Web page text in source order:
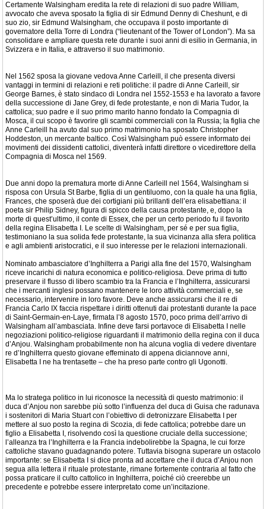
Certamente Walsingham eredita la rete di relazioni di suo padre William,
avvocato che aveva sposato la figlia di sir Edmund Denny di Cheshunt, e di
suo zio, sir Edmund Walsingham, che occupava il posto importante di
governatore della Torre di Londra (“lieutenant of the Tower of London”). Ma sa
consolidare e ampliare questa rete durante i suoi anni di esilio in Germania, in
Svizzera e in Italia, e attraverso il suo matrimonio.
Nel 1562 sposa la giovane vedova Anne Carleill, il che presenta diversi
vantaggi in termini di relazioni e reti politiche: il padre di Anne Carleill, sir
George Barnes, è stato sindaco di Londra nel 1552-1553 e ha lavorato a favore
della successione di Jane Grey, di fede protestante, e non di Maria Tudor, la
cattolica; suo padre e il suo primo marito hanno fondato la Compagnia di
Mosca, il cui scopo è favorire gli scambi commerciali con la Russia; la figlia che
Anne Carleill ha avuto dal suo primo matrimonio ha sposato Christopher
Hoddeston, un mercante baltico. Così Walsingham può essere informato dei
movimenti dei dissidenti cattolici, diventerà infatti direttore o vicedirettore della
Compagnia di Mosca nel 1569.
Due anni dopo la prematura morte di Anne Carleill nel 1564, Walsingham si
risposa con Ursula St Barbe, figlia di un gentiluomo, con la quale ha una figlia,
Frances, che sposerà due dei cortigiani più brillanti dell’era elisabettiana: il
poeta sir Philip Sidney, figura di spicco della causa protestante, e, dopo la
morte di quest’ultimo, il conte di Essex, che per un certo periodo fu il favorito
della regina Elisabetta I. Le scelte di Walsingham, per sé e per sua figlia,
testimoniano la sua solida fede protestante, la sua vicinanza alla sfera politica
e agli ambienti aristocratici, e il suo interesse per le relazioni internazionali.
Nominato ambasciatore d’Inghilterra a Parigi alla fine del 1570, Walsingham
riceve incarichi di natura economica e politico-religiosa. Deve prima di tutto
preservare il flusso di libero scambio tra la Francia e l’Inghilterra, assicurarsi
che i mercanti inglesi possano mantenere le loro attività commerciali e, se
necessario, intervenire in loro favore. Deve anche assicurarsi che il re di
Francia Carlo IX faccia rispettare i diritti ottenuti dai protestanti durante la pace
di Saint-Germain-en-Laye, firmata l’8 agosto 1570, poco prima dell’arrivo di
Walsingham all’ambasciata. Infine deve farsi portavoce di Elisabetta I nelle
negoziazioni politico-religiose riguardanti il matrimonio della regina con il duca
d’Anjou. Walsingham probabilmente non ha alcuna voglia di vedere diventare
re d’Inghilterra questo giovane effeminato di appena diciannove anni,
Elisabetta I ne ha trentasette – che ha preso parte contro gli Ugonotti.
Ma lo stratega politico in lui riconosce la necessità di questo matrimonio: il
duca d’Anjou non sarebbe più sotto l’influenza del duca di Guisa che radunava
i sostenitori di Maria Stuart con l’obiettivo di detronizzare Elisabetta I per
mettere al suo posto la regina di Scozia, di fede cattolica; potrebbe dare un
figlio a Elisabetta I, risolvendo così la questione cruciale della successione;
l’alleanza tra l’Inghilterra e la Francia indebolirebbe la Spagna, le cui forze
cattoliche stavano guadagnando potere. Tuttavia bisogna superare un ostacolo
importante: se Elisabetta I si dice pronta ad accettare che il duca d’Anjou non
segua alla lettera il rituale protestante, rimane fortemente contraria al fatto che
possa praticare il culto cattolico in Inghilterra, poiché ciò creerebbe un
precedente e potrebbe essere interpretato come un’incitazione.